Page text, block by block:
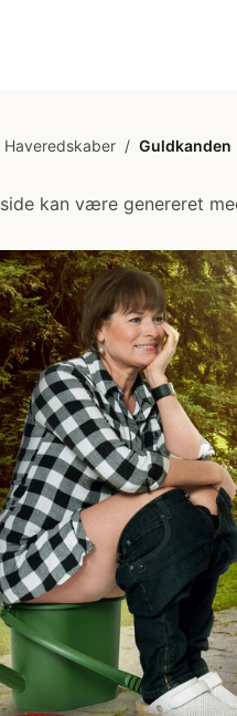
Haveredskaber / Guldkanden
kan være genereret